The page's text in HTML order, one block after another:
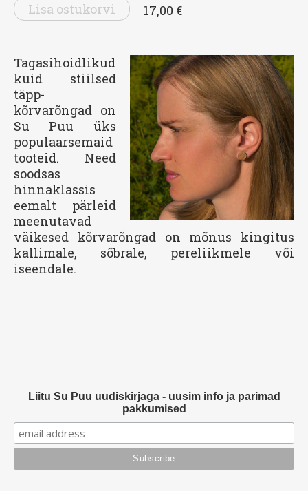
Lisa ostukorvi 17,00 €
Tagasihoidlikud
kuid stiilsed
täpp-
kõrvarõngad on
Su Puu üks
populaarsemaid
tooteid. Need
soodsas
hinnaklassis
eemalt pärleid
meenutavad
väikesed kõrvarõngad on mõnus kingitus
kallimale, sõbrale, pereliikmele või
iseendale.
Liitu Su Puu uudiskirjaga - uusim info ja parimad
pakkumised